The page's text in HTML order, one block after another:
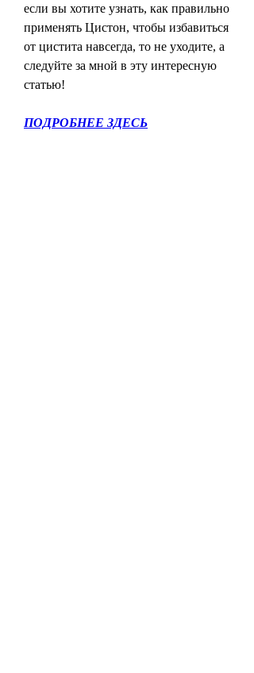
если вы хотите узнать, как правильно
применять Цистон, чтобы избавиться
от цистита навсегда, то не уходите, а
следуйте за мной в эту интересную
статью!
ПОДРОБНЕЕ ЗДЕСЬ